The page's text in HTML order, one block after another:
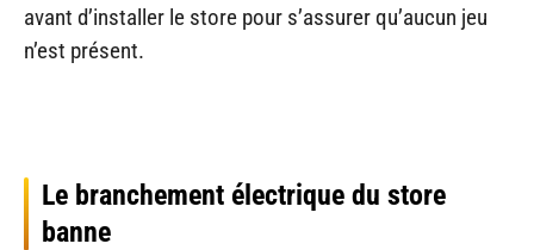
avant d’installer le store pour s’assurer qu’aucun jeu
n’est présent.
Le branchement électrique du store
banne